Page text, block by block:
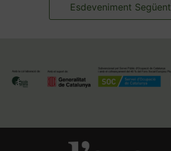
Esdeveniment Següent